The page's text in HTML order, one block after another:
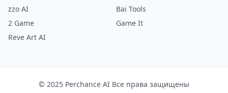
zzo AI
Bai Tools
2 Game
Game It
Reve Art AI
© 2025 Perchance AI Все права защищены